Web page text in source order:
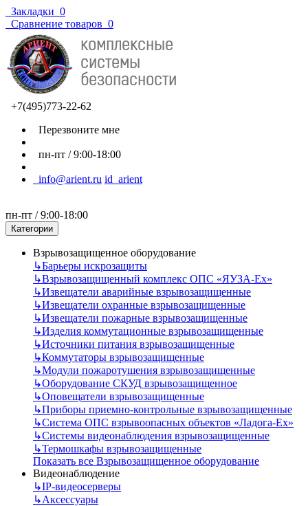
Закладки 0
Сравнение товаров 0
+7(495)773-22-62
Перезвоните мне
пн-пт / 9:00-18:00
info@arient.ru id_arient
пн-пт / 9:00-18:00
Категории
Взрывозащищенное оборудование
↳Барьеры искрозащиты
↳Взрывозащищенный комплекс ОПС «ЯУЗА-Ех»
↳Извещатели аварийные взрывозащищенные
↳Извещатели охранные взрывозащищенные
↳Извещатели пожарные взрывозащищенные
↳Изделия коммутационные взрывозащищенные
↳Источники питания взрывозащищенные
↳Коммутаторы взрывозащищенные
↳Модули пожаротушения взрывозащищенные
↳Оборудование СКУД взрывозащищенное
↳Оповещатели взрывозащищенные
↳Приборы приемно-контрольные взрывозащищенные
↳Система ОПС взрывоопасных объектов «Ладога-Ex»
↳Системы видеонаблюдения взрывозащищенные
↳Термошкафы взрывозащищенные
Показать все Взрывозащищенное оборудование
Видеонаблюдение
↳IP-видеосерверы
↳Аксессуары